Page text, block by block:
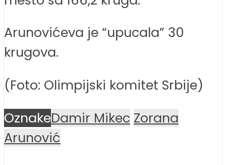
Arunovićeva je “upucala” 30
krugova.
(Foto: Olimpijski komitet Srbije)
OznakeDamir Mikec Zorana
Arunović